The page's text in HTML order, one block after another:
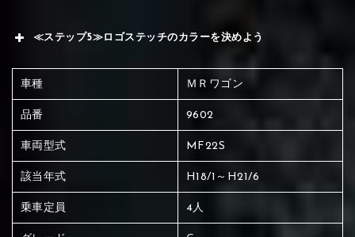
≪ステップ5≫ロゴステッチのカラーを決めよう
車種 ＭＲワゴン
品番 9602
車両型式 MF22S
該当年式 H18/1～H21/6
乗車定員 4人